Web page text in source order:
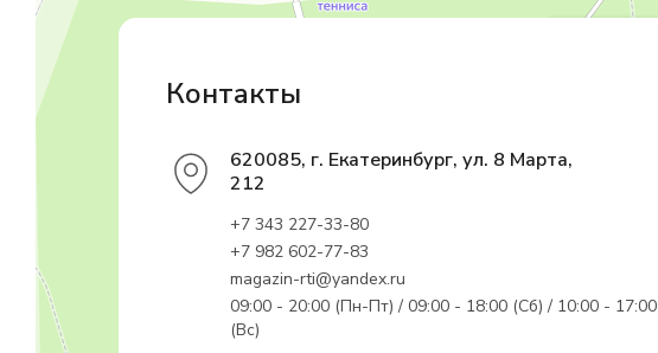
Садовый инвентарь и техника в Екатеринбурге
Контакты
620085, г. Екатеринбург, ул. 8 Марта,
212
+7 343 227-33-80
+7 982 602-77-83
magazin-rti@yandex.ru
09:00 - 20:00 (Пн-Пт) / 09:00 - 18:00 (Сб) / 10:00 - 17:00
(Вс)